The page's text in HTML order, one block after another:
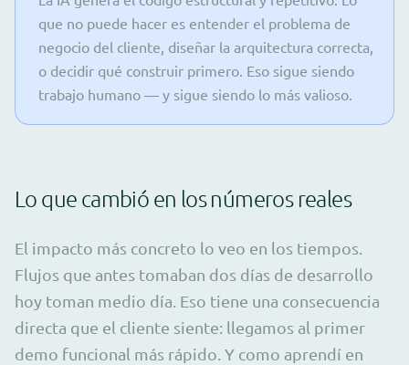
que no puede hacer es entender el problema de
negocio del cliente, diseñar la arquitectura correcta,
o decidir qué construir primero. Eso sigue siendo
trabajo humano — y sigue siendo lo más valioso.
Lo que cambió en los números reales
El impacto más concreto lo veo en los tiempos.
Flujos que antes tomaban dos días de desarrollo
hoy toman medio día. Eso tiene una consecuencia
directa que el cliente siente: llegamos al primer
demo funcional más rápido. Y como aprendí en